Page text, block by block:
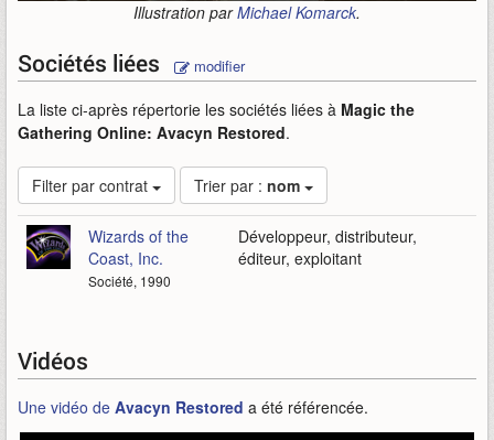
Illustration parMichael Komarck.
Sociétés liées modifier
La liste ci-après répertorie les sociétés liées à Magic the
Gathering Online: Avacyn Restored.
Filter par contrat Trier par : nom
Wizards of the
Coast, Inc.
Société, 1990
Développeur, distributeur,
éditeur, exploitant
Vidéos
Une vidéo de Avacyn Restored a été référencée.